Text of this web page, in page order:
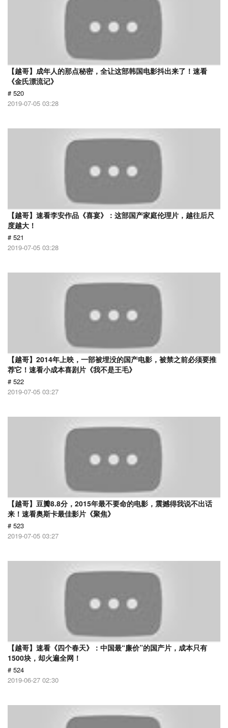
【越哥】成年人的那点秘密，全让这部韩国电影抖出来了！速看
《金氏漂流记》
# 520
2019-07-05 03:28
【越哥】速看李安作品《喜宴》：这部国产家庭伦理片，越往后尺
度越大！
# 521
2019-07-05 03:28
【越哥】2014年上映，一部被埋没的国产电影，被禁之前必须要推
荐它！速看小成本喜剧片《我不是王毛》
# 522
2019-07-05 03:27
【越哥】豆瓣8.8分，2015年最不要命的电影，震撼得我说不出话
来！速看奥斯卡最佳影片《聚焦》
# 523
2019-07-05 03:27
【越哥】速看《四个春天》：中国最“廉价”的国产片，成本只有
1500块，却火遍全网！
# 524
2019-06-27 02:30